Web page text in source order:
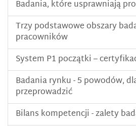
Badania, które usprawniają
Trzy podstawowe obszary
pracowników
System P1 początki –
Badania rynku - 5 powodów,
przeprowadzić
Bilans kompetencji - zalety